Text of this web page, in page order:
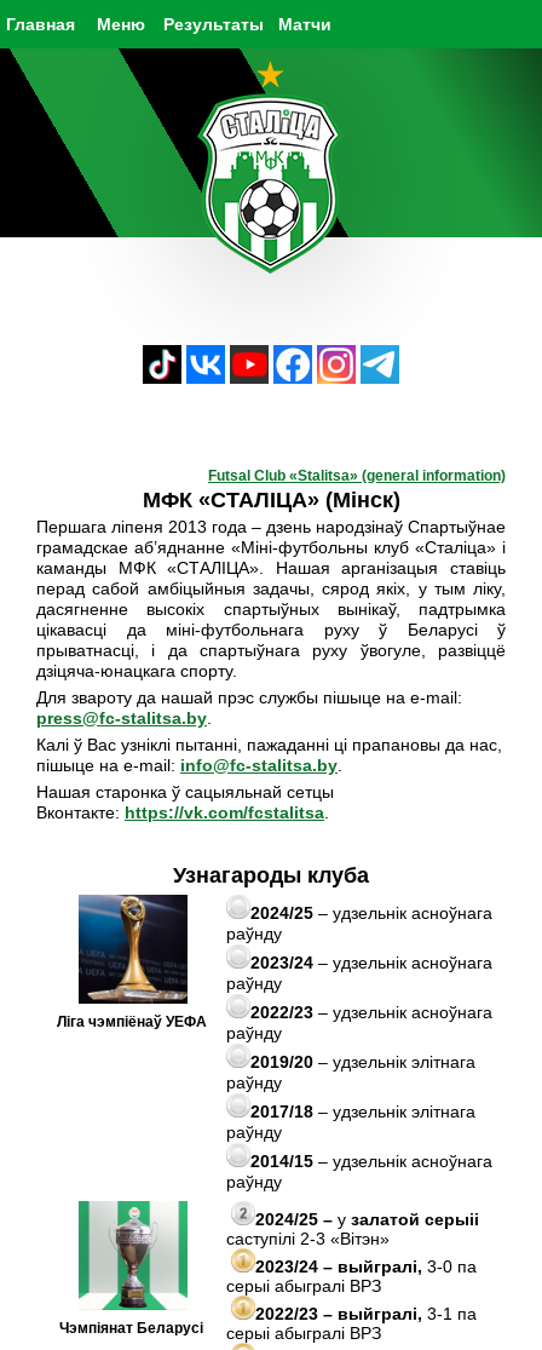
Главная Результаты Матчи
Меню
Futsal Club «Stalitsa» (general information)
МФК«СТАЛIЦА» (Мiнск)
Першага ліпеня 2013 года – дзень народзінаў Спартыўнае
грамадскае аб’яднанне «Міні-футбольны клуб «Сталіца» і
каманды МФК «СТАЛІЦА». Нашая арганізацыя ставіць
перад сабой амбіцыйныя задачы, сярод якіх, у тым ліку,
дасягненне высокіх спартыўных вынікаў, падтрымка
цікавасці да міні-футбольнага руху ў Беларусі ў
прыватнасці, і да спартыўнага руху ўвогуле, развіццё
дзіцяча-юнацкага спорту.
Для звароту да нашай прэс службы пішыце на e-mail:
press@fc-stalitsa.by
Калі ў Вас узніклі пытанні, пажаданні ці прапановы да нас,
пішыце на e-mail: info@fc-stalitsa.by
Нашая старонка ў сацыяльнай сетцы
Вконтакте: https://vk.com/fcstalitsa
Узнагароды клуба
Лiга чэмпiёнаў УЕФА
2024/25 – удзельнік асноўнага
раўнду
2023/24 – удзельнік асноўнага
раўнду
2022/23 – удзельнік асноўнага
раўнду
2019/20 – удзельнік элiтнага
раўнду
2017/18 – удзельнік элiтнага
раўнду
2014/15 – удзельнік асноўнага
раўнду
Чэмпіянат Беларусі
2024/25 – у залатой серыii
саступілі 2-3 «Вiтэн»
2023/24 – выйгралі, 3-0 па
серыі абыгралі ВРЗ
2022/23 – выйгралі, 3-1 па
серыі абыгралі ВРЗ